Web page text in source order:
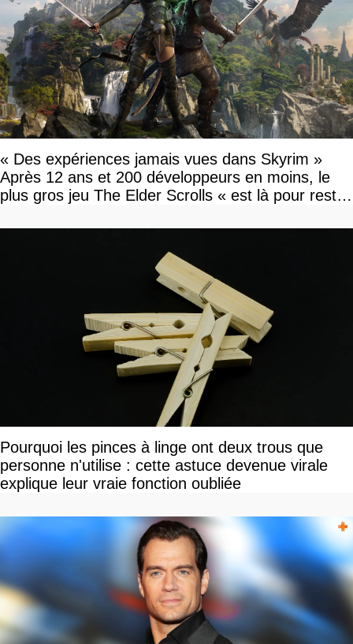
« Des expériences jamais vues dans Skyrim »
Après 12 ans et 200 développeurs en moins, le
plus gros jeu The Elder Scrolls « est là pour rester
Pourquoi les pinces à linge ont deux trous que
personne n'utilise : cette astuce devenue virale
explique leur vraie fonction oubliée